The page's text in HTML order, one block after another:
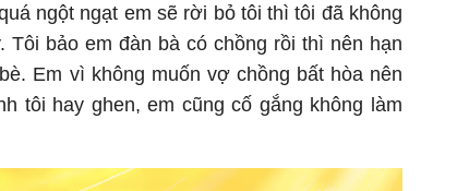
ngột ngạt em sẽ rời bỏ tôi thì tôi đã không
Tôi bảo em đàn bà có chồng rồi thì nên hạn
Em vì không muốn vợ chồng bất hòa nên
tôi hay ghen, em cũng cố gắng không làm